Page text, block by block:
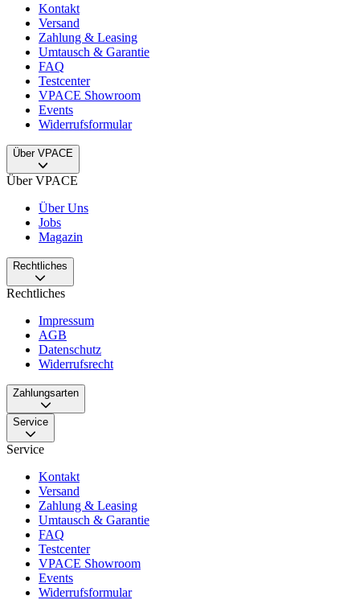
Kontakt
Versand
Zahlung & Leasing
Umtausch & Garantie
FAQ
Testcenter
VPACE Showroom
Events
Widerrufsformular
Über VPACE
Über VPACE
Über Uns
Jobs
Magazin
Rechtliches
Rechtliches
Impressum
AGB
Datenschutz
Widerrufsrecht
Zahlungsarten
Service
Service
Kontakt
Versand
Zahlung & Leasing
Umtausch & Garantie
FAQ
Testcenter
VPACE Showroom
Events
Widerrufsformular